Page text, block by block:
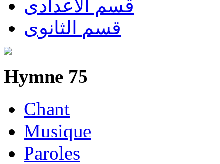
قسم الاعدادى
قسم الثانوى
Hymne 75
Chant
Musique
Paroles